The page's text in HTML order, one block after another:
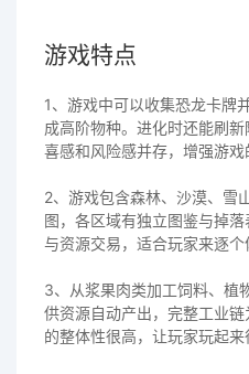
游戏特点
1、游戏中可以收集恐龙卡牌
成高阶物种。进化时还能刷
喜感和风险感并存，增强游戏
2、游戏包含森林、沙漠、雪
图，各区域有独立图鉴与掉
与资源交易，适合玩家来逐个
3、从浆果肉类加工饲料、植
供资源自动产出，完整工业
的整体性很高，让玩家玩起来